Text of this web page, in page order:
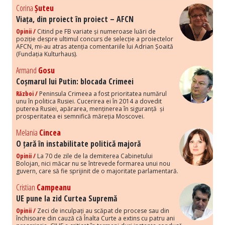
CorinaȘuteu
Viața, din proiect în proiect – AFCN
Opinii / Citind pe FB variate și numeroase luări de
poziție despre ultimul concurs de selecție a proiectelor
AFCN, mi-au atras atenția comentariile lui Adrian Șoaită
(Fundația Kulturhaus).
Armand Gosu
Coșmarul lui Putin: blocada Crimeei
Război / Peninsula Crimeea a fost prioritatea numărul
unu în politica Rusiei. Cucerirea ei în 2014 a dovedit
puterea Rusiei, apărarea, menținerea în siguranță și
prosperitatea ei semnifică măreția Moscovei.
Melania Cincea
O țară în instabilitate politică majoră
Opinii / La 70 de zile de la demiterea Cabinetului
Bolojan, nici măcar nu se întrevede formarea unui nou
guvern, care să fie sprijinit de o majoritate parlamentară.
Cristian Campeanu
UE pune la zid Curtea Supremă
Opinii / Zeci de inculpați au scăpat de procese sau din
închisoare din cauză că Înalta Curte a extins cu patru ani